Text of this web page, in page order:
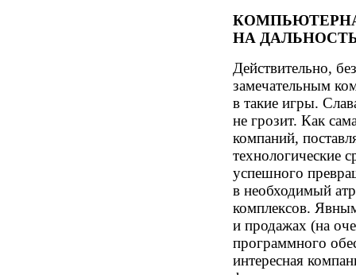
НА
Действительно,
замечательным
в такие игры.
не грозит. Как
компаний,
технологические
успешного
в необходимый
комплексов.
и продажах (на
программного
интересная